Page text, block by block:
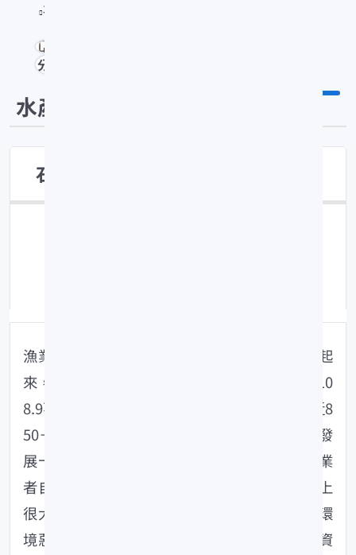
石斑魚的生物技術應用
分享
水產技術
石斑魚的生物技術應用
漁業是台灣重要的初級產業，在戰後迅速發展起
來，漁產量由1952年12萬公噸，增加到2009年10
8.9萬餘公噸，產值亦由新台幣5億餘元增加到近8
50－1,000億元。台灣漁業在經過多年之努力，發
展十分快速，但因過去均以生產為目標，任由業
者自由發展之策略，造成漁業資源環境及管理上
很大的傷害，尤其近年來全球糧食需求增加、環
境惡化、污染嚴重、地球暖化氣候變遷、海洋資